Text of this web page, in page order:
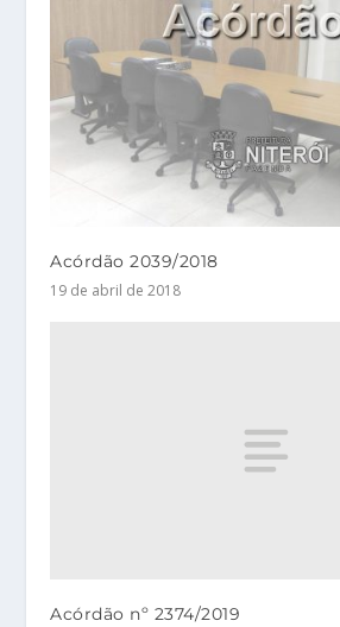
Acórdão 2039/2018
19 de abril de 2018
Acórdão nº 2374/2019